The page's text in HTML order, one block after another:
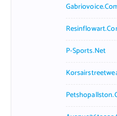
P-Sports.net